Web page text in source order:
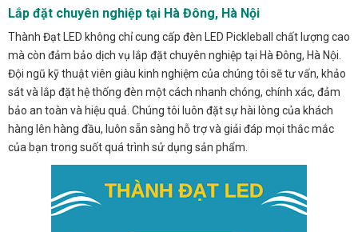
Lắp đặt chuyên nghiệp tại Hà Đông, Hà Nội
Thành Đạt LED không chỉ cung cấp đèn LED Pickleball chất lượng cao
mà còn đảm bảo dịch vụ lắp đặt chuyên nghiệp tại Hà Đông, Hà Nội.
Đội ngũ kỹ thuật viên giàu kinh nghiệm của chúng tôi sẽ tư vấn, khảo
sát và lắp đặt hệ thống đèn một cách nhanh chóng, chính xác, đảm
bảo an toàn và hiệu quả. Chúng tôi luôn đặt sự hài lòng của khách
hàng lên hàng đầu, luôn sẵn sàng hỗ trợ và giải đáp mọi thắc mắc
của bạn trong suốt quá trình sử dụng sản phẩm.